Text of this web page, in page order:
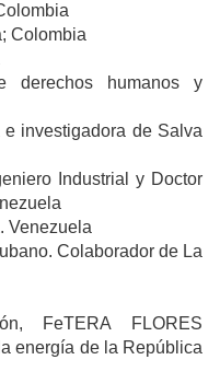
Colombia
derechos humanos y
investigadora de Salva
Industrial y Doctor
Venezuela
Colaborador de La
FeTERA FLORES
energía de la República